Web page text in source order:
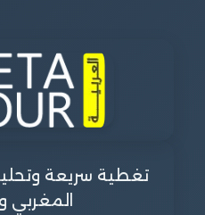
تغطية سريعة
المغربي